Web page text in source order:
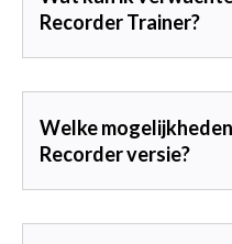
Recorder Trainer?
Welke
Recorder versie?